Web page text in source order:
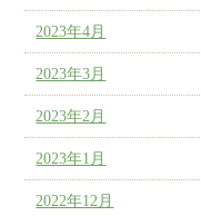
2023年4月
2023年3月
2023年2月
2023年1月
2022年12月